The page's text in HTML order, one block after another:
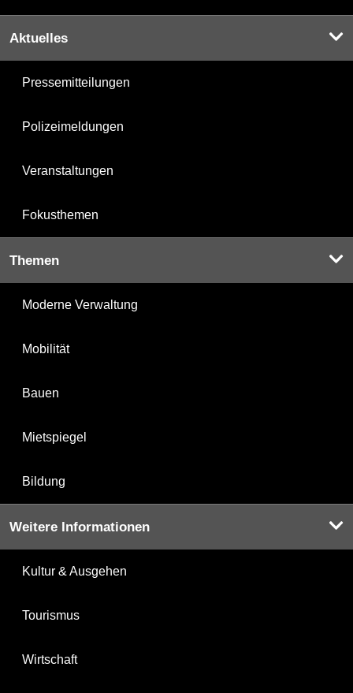
Aktuelles
Pressemitteilungen
Polizeimeldungen
Veranstaltungen
Fokusthemen
Themen
Moderne Verwaltung
Mobilität
Bauen
Mietspiegel
Bildung
Weitere Informationen
Kultur & Ausgehen
Tourismus
Wirtschaft